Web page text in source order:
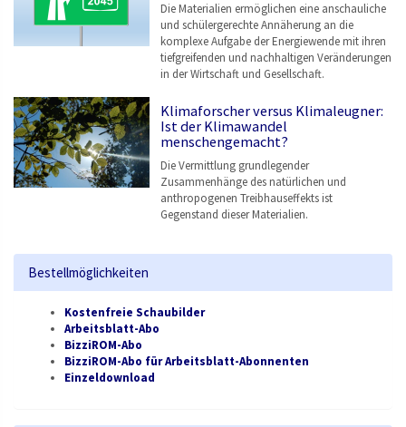
Die Materialien ermöglichen eine anschauliche
und schülergerechte Annäherung an die
komplexe Aufgabe der Energiewende mit ihren
tiefgreifenden und nachhaltigen Veränderungen
in der Wirtschaft und Gesellschaft.
Klimaforscher versus Klimaleugner:
Ist der Klimawandel
menschengemacht?
Die Vermittlung grundlegender
Zusammenhänge des natürlichen und
anthropogenen Treibhauseffekts ist
Gegenstand dieser Materialien.
Bestellmöglichkeiten
Kostenfreie Schaubilder
Arbeitsblatt-Abo
BizziROM-Abo
BizziROM-Abo für Arbeitsblatt-Abonnenten
Einzeldownload